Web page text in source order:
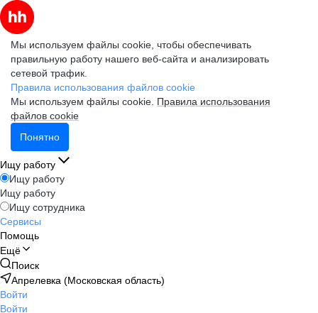
Мы используем файлы cookie, чтобы обеспечивать
правильную работу нашего веб-сайта и анализировать
сетевой трафик.
Правила использования файлов cookie
Мы используем файлы cookie. Правила использования
файлов cookie
Понятно
Ищу работу
Ищу работу
Ищу работу
Ищу сотрудника
Сервисы
Помощь
Ещё
Поиск
Апрелевка (Московская область)
Войти
Войти